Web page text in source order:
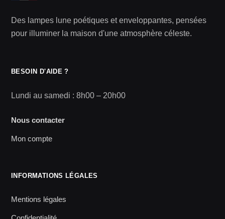
Des lampes lune poétiques et enveloppantes, pensées
pour illuminer la maison d'une atmosphère céleste.
BESOIN D'AIDE ?
Lundi au samedi : 8h00 – 20h00
Nous contacter
Mon compte
INFORMATIONS LÉGALES
Mentions légales